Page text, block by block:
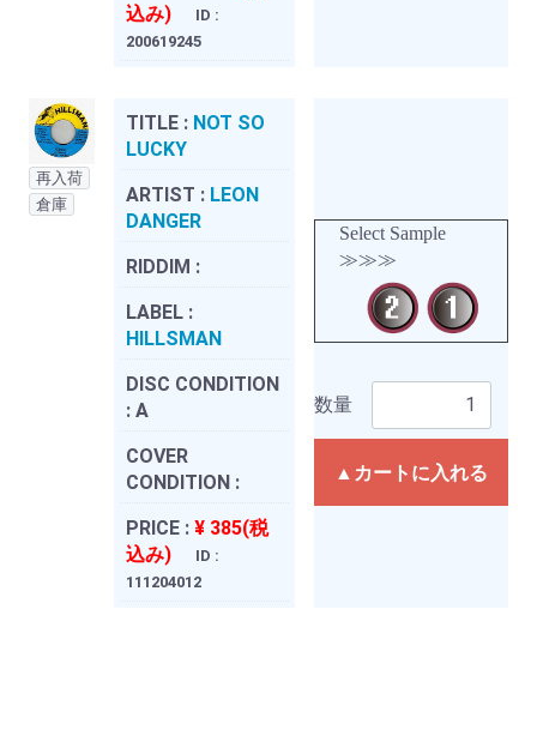
込み)
ID :
200619245
再入荷
倉庫
TITLE : NOT SO
LUCKY
ARTIST : LEON
DANGER
RIDDIM :
LABEL :
HILLSMAN
DISC CONDITION
: A
COVER
CONDITION :
PRICE : ¥ 385(税
込み)
ID :
111204012
Select Sample
≫≫≫
数量
▲カートに入れる